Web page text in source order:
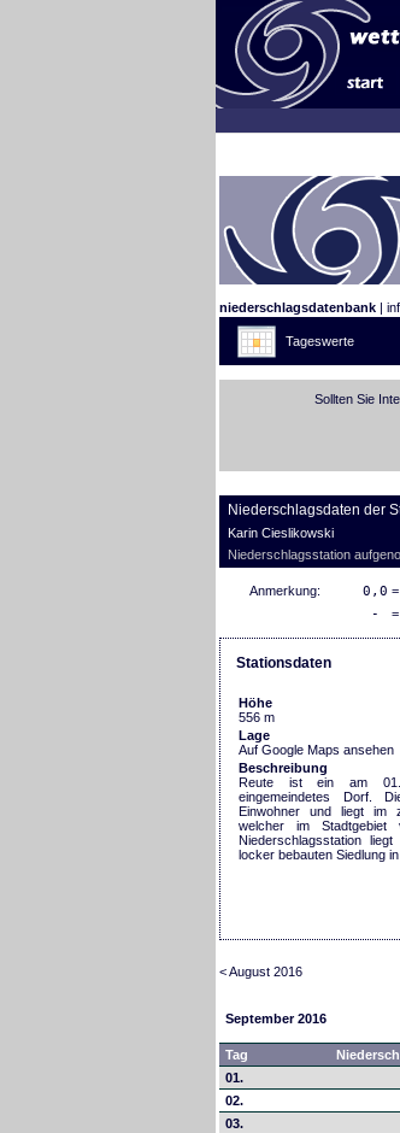
niederschlagsdatenbank|
Tageswerte
Sollten Sie
Niederschlagsdaten der
Karin Cieslikowski
Niederschlagsstation
Anmerkung: 0,0
-
Stationsdaten
Höhe
556 m
Lage
Auf Google Maps ansehen
Beschreibung
Reute ist ein am 01.
eingemeindetes Dorf.
Einwohner und liegt im
welcher im
Niederschlagsstation
locker bebauten Siedlung in
< August 2016
September 2016
Tag
01.
02.
03.